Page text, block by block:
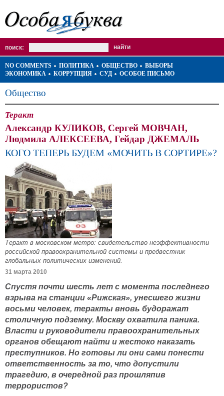
поиск:
NO COMMENTS ПОЛИТИКА ОБЩЕСТВО
ВЫБОРЫ
ЭКОНОМИКА
КОРРУПЦИЯ СУД ОСОБОЕ ПИСЬМО
Общество
Теракт
Александр КУЛИКОВ, Сергей МОВЧАН,
Людмила АЛЕКСЕЕВА, Гейдар ДЖЕМАЛЬ
КОГО ТЕПЕРЬ БУДЕМ «МОЧИТЬ В СОРТИРЕ»?
Теракт в московском метро: свидетельство неэффективности
российской правоохранительной системы и предвестник
глобальных политических изменений.
31 марта 2010
Спустя почти шесть лет с момента последнего
взрыва на станции «Рижская», унесшего жизни
восьми человек, теракты вновь будоражат
столичную подземку. Москву охватила паника.
Власти и руководители правоохранительных
органов обещают найти и жестоко наказать
преступников. Но готовы ли они сами понести
ответственность за то, что допустили
трагедию, в очередной раз прошляпив
террористов?